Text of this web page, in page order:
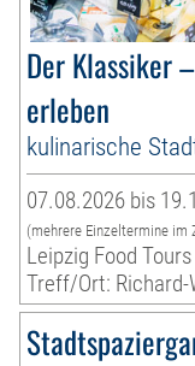
Der Klassiker
erleben
kulinarische
07.08.2026 bis
(mehrere Einzeltermine im
Leipzig Food Tours
Treff/Ort: Richard-